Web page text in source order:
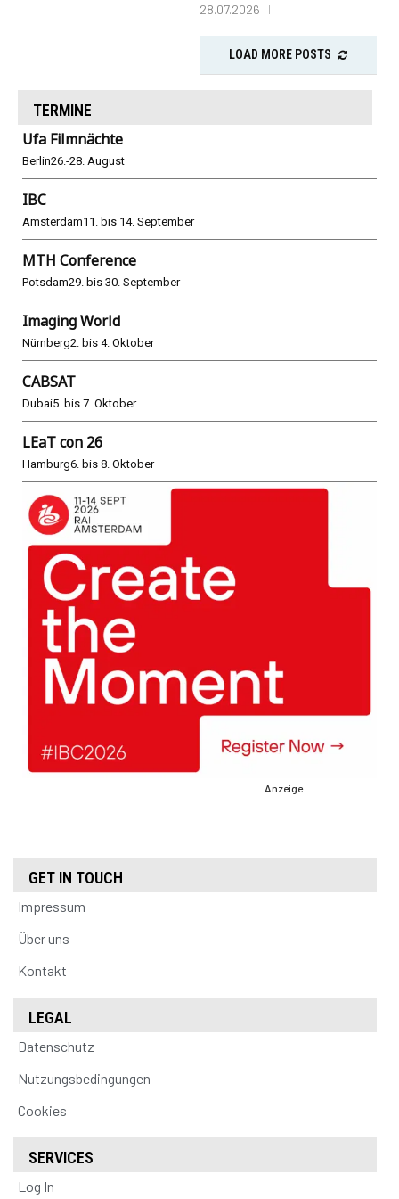
28.07.2026
LOAD MORE POSTS
TERMINE
Ufa Filmnächte
Berlin26.-28. August
IBC
Amsterdam11. bis 14. September
MTH Conference
Potsdam29. bis 30. September
Imaging World
Nürnberg2. bis 4. Oktober
CABSAT
Dubai5. bis 7. Oktober
LEaT con 26
Hamburg6. bis 8. Oktober
Anzeige
GET IN TOUCH
Impressum
Über uns
Kontakt
LEGAL
Datenschutz
Nutzungsbedingungen
Cookies
SERVICES
Log In